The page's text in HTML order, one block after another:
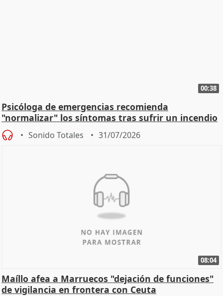
00:38
Psicóloga de emergencias recomienda
"normalizar" los síntomas tras sufrir un incendio
Sonido Totales 31/07/2026
08:04
Maíllo afea a Marruecos "dejación de funciones"
de vigilancia en frontera con Ceuta